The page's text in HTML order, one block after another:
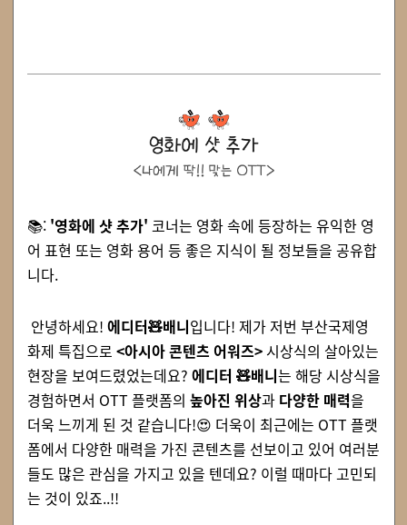
📚: '영화에 샷 추가' 코너는 영화 속에 등장하는 유익한 영
어 표현 또는 영화 용어 등 좋은 지식이 될 정보들을 공유합
니다.
안녕하세요! 에디터🧸배니입니다! 제가 저번 부산국제영
화제 특집으로 <아시아 콘텐츠 어워즈> 시상식의 살아있는
현장을 보여드렸었는데요? 에디터 🧸배니는 해당 시상식을
경험하면서 OTT 플랫폼의 높아진 위상과 다양한 매력을
더욱 느끼게 된 것 같습니다!😍 더욱이 최근에는 OTT 플랫
폼에서 다양한 매력을 가진 콘텐츠를 선보이고 있어 여러분
들도 많은 관심을 가지고 있을 텐데요? 이럴 때마다 고민되
는 것이 있죠..!!